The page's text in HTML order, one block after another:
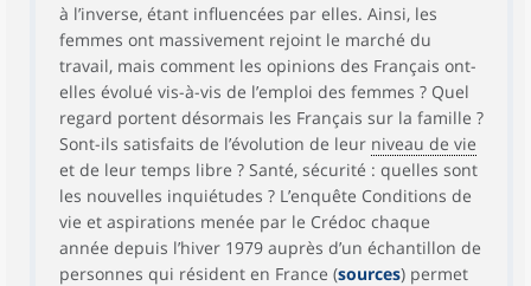
à l’inverse, étant influencées par elles. Ainsi, les
femmes ont massivement rejoint le marché du
travail, mais comment les opinions des Français ont-
elles évolué vis-à-vis de l’emploi des femmes ? Quel
regard portent désormais les Français sur la famille ?
Sont-ils satisfaits de l’évolution de leur niveau de vie
et de leur temps libre ? Santé, sécurité : quelles sont
les nouvelles inquiétudes ? L’enquête Conditions de
vie et aspirations menée par le Crédoc chaque
année depuis l’hiver 1979 auprès d’un échantillon de
personnes qui résident en France (sources) permet